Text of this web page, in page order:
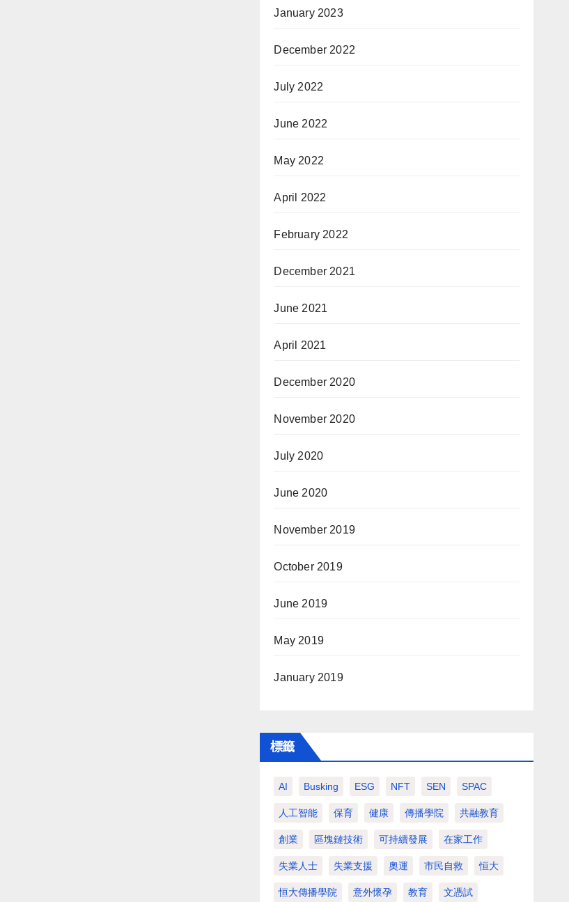
January 2023
December 2022
July 2022
June 2022
May 2022
April 2022
February 2022
December 2021
June 2021
April 2021
December 2020
November 2020
July 2020
June 2020
November 2019
October 2019
June 2019
May 2019
January 2019
標籤
AI Busking ESG NFT SEN SPAC
人工智能 保育 健康 傳播學院 共融教育
創業 區塊鏈技術 可持續發展 在家工作
失業人士 失業支援 奧運 市民自救 恒大
恒大傳播學院 意外懷孕 教育 文憑試